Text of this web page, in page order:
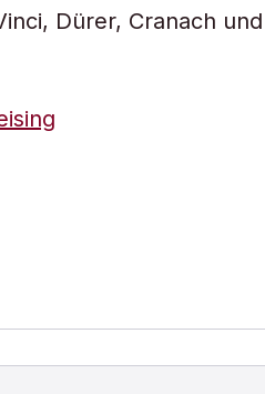
Dürer, Cranach und